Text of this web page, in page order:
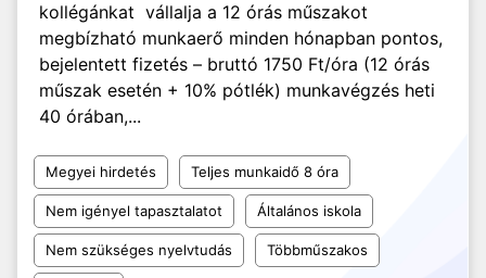
kollégánkat vállalja a 12 órás műszakot
megbízható munkaerő minden hónapban pontos,
bejelentett fizetés – bruttó 1750 Ft/óra (12 órás
műszak esetén + 10% pótlék) munkavégzés heti
40 órában,...
Megyei hirdetés Teljes munkaidő 8 óra
Nem igényel tapasztalatot Általános iskola
Nem szükséges nyelvtudás Többműszakos